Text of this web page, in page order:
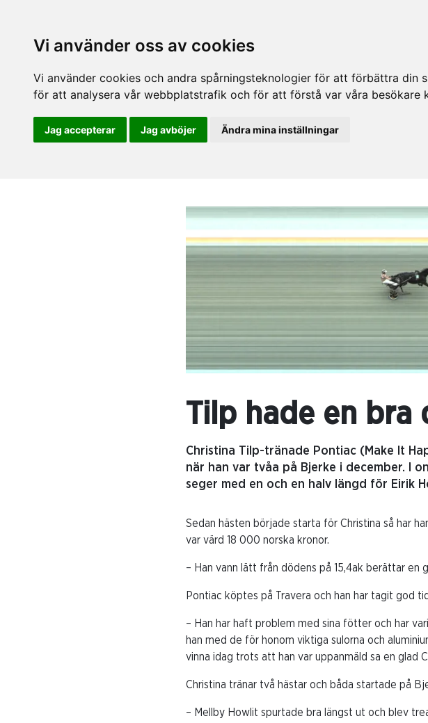
Vi använder oss av cookies
Vi använder cookies och andra spårningsteknologier för att förbättra din
för att analysera vår webbplatstrafik och för att förstå var våra besökare
Jag accepterar Jag avböjer Ändra mina inställningar
Tilp hade en bra
Christina Tilp-tränade Pontiac (Make It
när han var tvåa på Bjerke i december. I
seger med en och en halv längd för Eirik
Sedan hästen började starta för Christina så har
var värd 18 000 norska kronor.
– Han vann lätt från dödens på 15,4ak berättar en
Pontiac köptes på Travera och han har tagit god
– Han har haft problem med sina fötter och har
han med de för honom viktiga sulorna och
vinna idag trots att han var uppanmäld sa en glad
Christina tränar två hästar och båda startade på
– Mellby Howlit spurtade bra längst ut och blev